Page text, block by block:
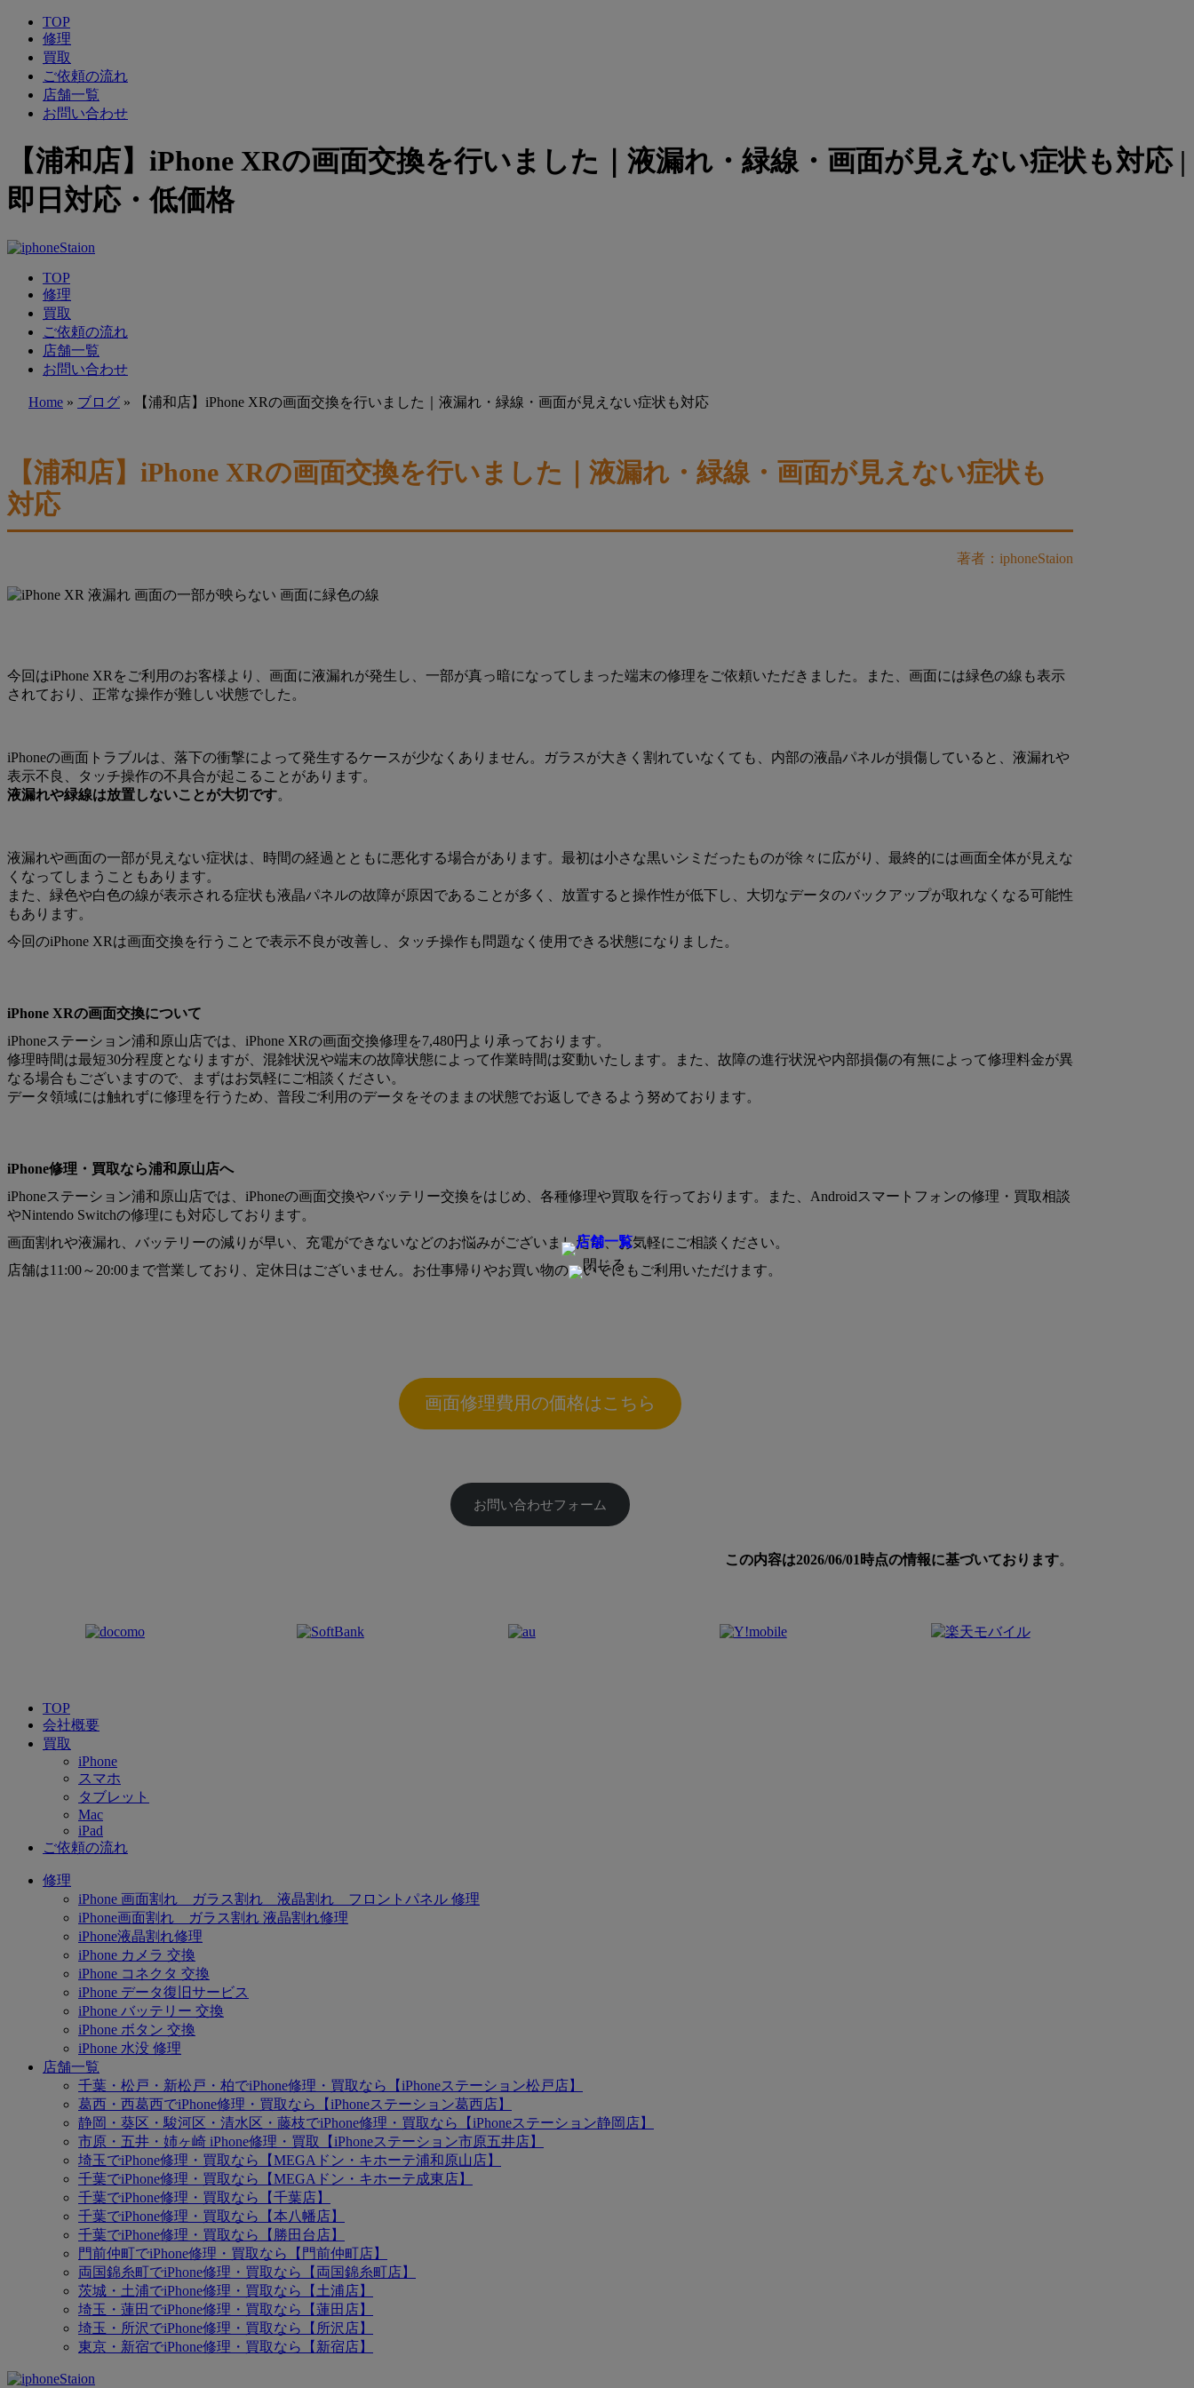
TOP
修理
買取
ご依頼の流れ
店舗一覧
お問い合わせ
【浦和店】iPhone XRの画面交換を行いました｜液漏れ・緑線・画面が見えない症状も対応 |
即日対応・低価格
TOP
修理
買取
ご依頼の流れ
店舗一覧
お問い合わせ
Home » ブログ » 【浦和店】iPhone XRの画面交換を行いました｜液漏れ・緑線・画面が見えない症状も対応
【浦和店】iPhone XRの画面交換を行いました｜液漏れ・緑線・画面が見えない症状も
対応
著者：iphoneStaion
今回はiPhone XRをご利用のお客様より、画面に液漏れが発生し、一部が真っ暗になってしまった端末の修理をご依頼いただきました。また、画面には緑色の線も表示
されており、正常な操作が難しい状態でした。
iPhoneの画面トラブルは、落下の衝撃によって発生するケースが少なくありません。ガラスが大きく割れていなくても、内部の液晶パネルが損傷していると、液漏れや
表示不良、タッチ操作の不具合が起こることがあります。
液漏れや緑線は放置しないことが大切です。
液漏れや画面の一部が見えない症状は、時間の経過とともに悪化する場合があります。最初は小さな黒いシミだったものが徐々に広がり、最終的には画面全体が見えな
くなってしまうこともあります。
また、緑色や白色の線が表示される症状も液晶パネルの故障が原因であることが多く、放置すると操作性が低下し、大切なデータのバックアップが取れなくなる可能性
もあります。
今回のiPhone XRは画面交換を行うことで表示不良が改善し、タッチ操作も問題なく使用できる状態になりました。
iPhone XRの画面交換について
iPhoneステーション浦和原山店では、iPhone XRの画面交換修理を7,480円より承っております。
修理時間は最短30分程度となりますが、混雑状況や端末の故障状態によって作業時間は変動いたします。また、故障の進行状況や内部損傷の有無によって修理料金が異
なる場合もございますので、まずはお気軽にご相談ください。
データ領域には触れずに修理を行うため、普段ご利用のデータをそのままの状態でお返しできるよう努めております。
iPhone修理・買取なら浦和原山店へ
iPhoneステーション浦和原山店では、iPhoneの画面交換やバッテリー交換をはじめ、各種修理や買取を行っております。また、Androidスマートフォンの修理・買取相談
やNintendo Switchの修理にも対応しております。
画面割れや液漏れ、バッテリーの減りが早い、充電ができないなどのお悩みがございましたら、お気軽にご相談ください。
店舗は11:00～20:00まで営業しており、定休日はございません。お仕事帰りやお買い物のついでにもご利用いただけます。
画面修理費用の価格はこちら
お問い合わせフォーム
この内容は2026/06/01時点の情報に基づいております。
TOP
会社概要
買取
iPhone
スマホ
タブレット
Mac
iPad
ご依頼の流れ
修理
iPhone 画面割れ ガラス割れ 液晶割れ フロントパネル 修理
iPhone画面割れ ガラス割れ 液晶割れ修理
iPhone液晶割れ修理
iPhone カメラ 交換
iPhone コネクタ 交換
iPhone データ復旧サービス
iPhone バッテリー 交換
iPhone ボタン 交換
iPhone 水没 修理
店舗一覧
千葉・松戸・新松戸・柏でiPhone修理・買取なら【iPhoneステーション松戸店】
葛西・西葛西でiPhone修理・買取なら【iPhoneステーション葛西店】
静岡・葵区・駿河区・清水区・藤枝でiPhone修理・買取なら【iPhoneステーション静岡店】
市原・五井・姉ヶ崎 iPhone修理・買取【iPhoneステーション市原五井店】
埼玉でiPhone修理・買取なら【MEGAドン・キホーテ浦和原山店】
千葉でiPhone修理・買取なら【MEGAドン・キホーテ成東店】
千葉でiPhone修理・買取なら【千葉店】
千葉でiPhone修理・買取なら【本八幡店】
千葉でiPhone修理・買取なら【勝田台店】
門前仲町でiPhone修理・買取なら【門前仲町店】
両国錦糸町でiPhone修理・買取なら【両国錦糸町店】
茨城・土浦でiPhone修理・買取なら【土浦店】
埼玉・蓮田でiPhone修理・買取なら【蓮田店】
埼玉・所沢でiPhone修理・買取なら【所沢店】
東京・新宿でiPhone修理・買取なら【新宿店】